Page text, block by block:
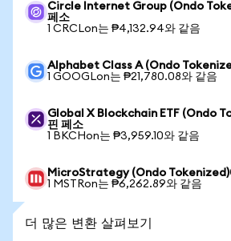
Circle Internet Group (Ondo
페소
1 CRCLon는 ₱4,132.94와 같음
Alphabet Class A (Ondo
1 GOOGLon는 ₱21,780.08와 같음
Global X Blockchain ETF (Ondo
핀 페소
1 BKCHon는 ₱3,959.10와 같음
MicroStrategy (Ondo Tokenized)
1 MSTRon는 ₱6,262.89와 같음
더 많은 변환 살펴보기